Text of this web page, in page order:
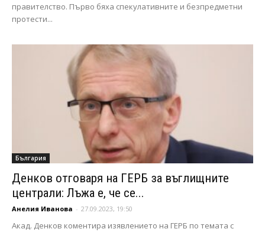
правителство. Първо бяха спекулативните и безпредметни
протести...
България
Денков отговаря на ГЕРБ за въглищните
централи: Лъжа е, че се...
Анелия Иванова - 27.09.2023, 19:50
Акад. Денков коментира изявлението на ГЕРБ по темата с